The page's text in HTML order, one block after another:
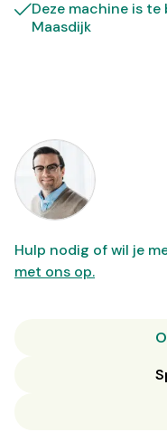
Deze machine is
Maasdijk
Hulp nodig of wil je
met ons op.